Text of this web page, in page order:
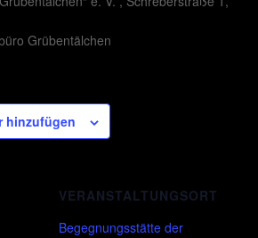
Grübentälchen
hinzufügen
VERANSTALTUNGSORT
Begegnungsstätte der